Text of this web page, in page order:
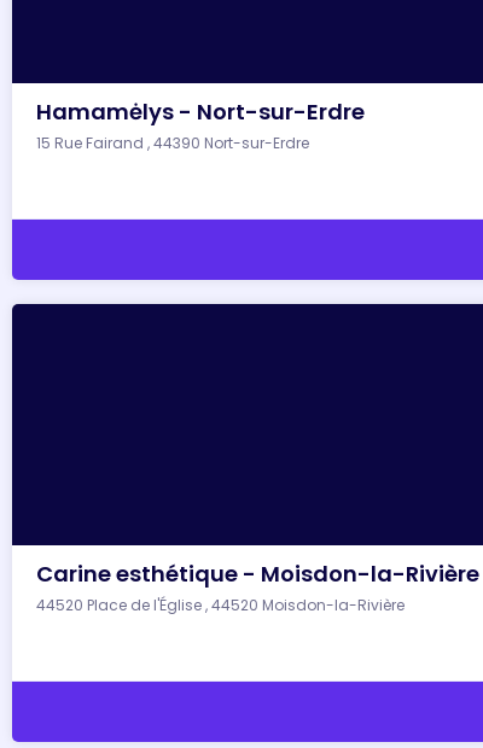
Hamamėlys - Nort-sur-Erdre
15 Rue Fairand , 44390 Nort-sur-Erdre
Carine esthétique - Moisdon-la-Rivière
44520 Place de l'Église , 44520 Moisdon-la-Rivière